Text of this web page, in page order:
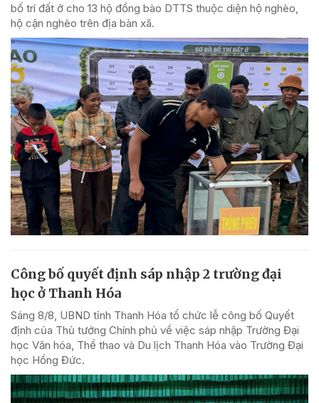
bố trí đất ở cho 13 hộ đồng bào DTTS thuộc diện hộ nghèo,
hộ cận nghèo trên địa bàn xã.
Công bố quyết định sáp nhập 2 trường đại
học ở Thanh Hóa
Sáng 8/8, UBND tỉnh Thanh Hóa tổ chức lễ công bố Quyết
định của Thủ tướng Chính phủ về việc sáp nhập Trường Đại
học Văn hóa, Thể thao và Du lịch Thanh Hóa vào Trường Đại
học Hồng Đức.